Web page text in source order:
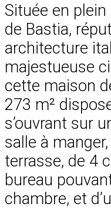
Située en
de Bastia,
architecture
majestueuse
cette maison
273 m²
s’ouvrant sur
salle à manger,
terrasse, de 4
bureau
chambre, et